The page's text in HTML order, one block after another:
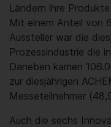
Ländern ihre
Mit einem Anteil von
Aussteller war die
Prozessindustrie die
Daneben kamen
zur diesjährigen
Messeteilnehmer
Auch die sechs